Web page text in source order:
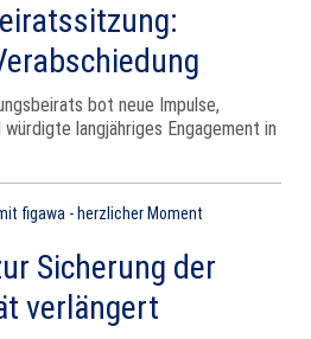
bot neue Impulse,
langjähriges Engagement in
Sicherung der
verlängert